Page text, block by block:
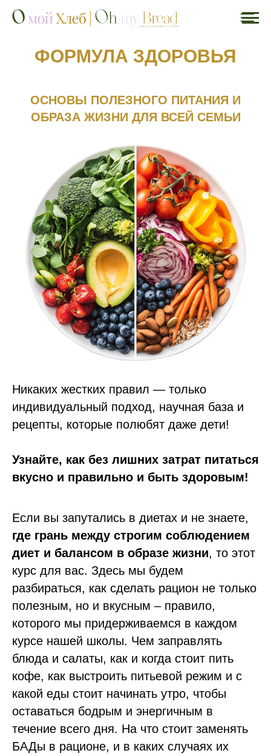
ФОРМУЛА ЗДОРОВЬЯ
ОСНОВЫ ПОЛЕЗНОГО ПИТАНИЯ И
ОБРАЗА ЖИЗНИ ДЛЯ ВСЕЙ СЕМЬИ
Никаких жестких правил — только
индивидуальный подход, научная база и
рецепты, которые полюбят даже дети!
Узнайте, как без лишних затрат питаться
вкусно и правильно и быть здоровым!
Если вы запутались в диетах и не знаете,
где грань между строгим соблюдением
диет и балансом в образе жизни, то этот
курс для вас. Здесь мы будем
разбираться, как сделать рацион не только
полезным, но и вкусным – правило,
которого мы придерживаемся в каждом
курсе нашей школы. Чем заправлять
блюда и салаты, как и когда стоит пить
кофе, как выстроить питьевой режим и с
какой еды стоит начинать утро, чтобы
оставаться бодрым и энергичным в
течение всего дня. На что стоит заменять
БАДы в рационе, и в каких случаях их